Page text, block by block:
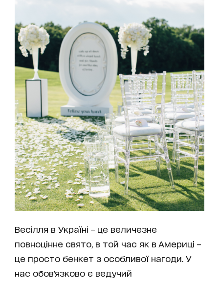
Весілля в Україні – це величезне
повноцінне свято, в той час як в Америці –
це просто бенкет з особливої нагоди. У
нас обов'язково є ведучий